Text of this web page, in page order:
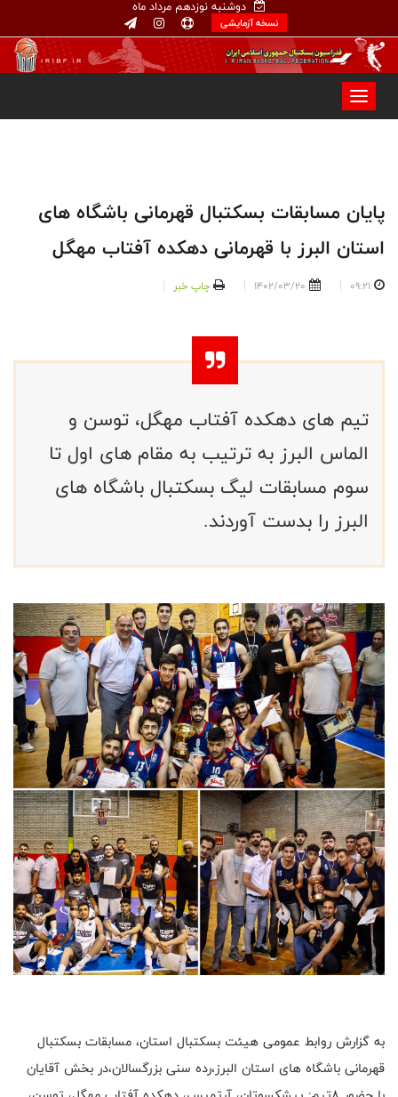
دوشنبه نوزدهم مرداد ماه
نسخه آزمایشی
پایان مسابقات بسکتبال قهرمانی باشگاه های
استان البرز با قهرمانی دهکده آفتاب مهگل
09:21
1402/03/20 چاپ خبر
تیم های دهکده آفتاب مهگل، توسن و
الماس البرز به ترتیب به مقام های اول تا
سوم مسابقات لیگ بسکتبال باشگاه های
البرز را بدست آوردند.
به گزارش روابط عمومی هیئت بسکتبال استان، مسابقات بسکتبال
قهرمانی باشگاه های استان البرز،رده سنی بزرگسالان،در بخش آقایان